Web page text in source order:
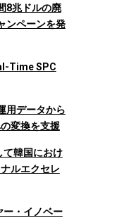
8兆ドルの廃
ンペーンを発
Time SPC
用データから
変換を支援
韓国におけ
ルエクセレ
ー・イノベー